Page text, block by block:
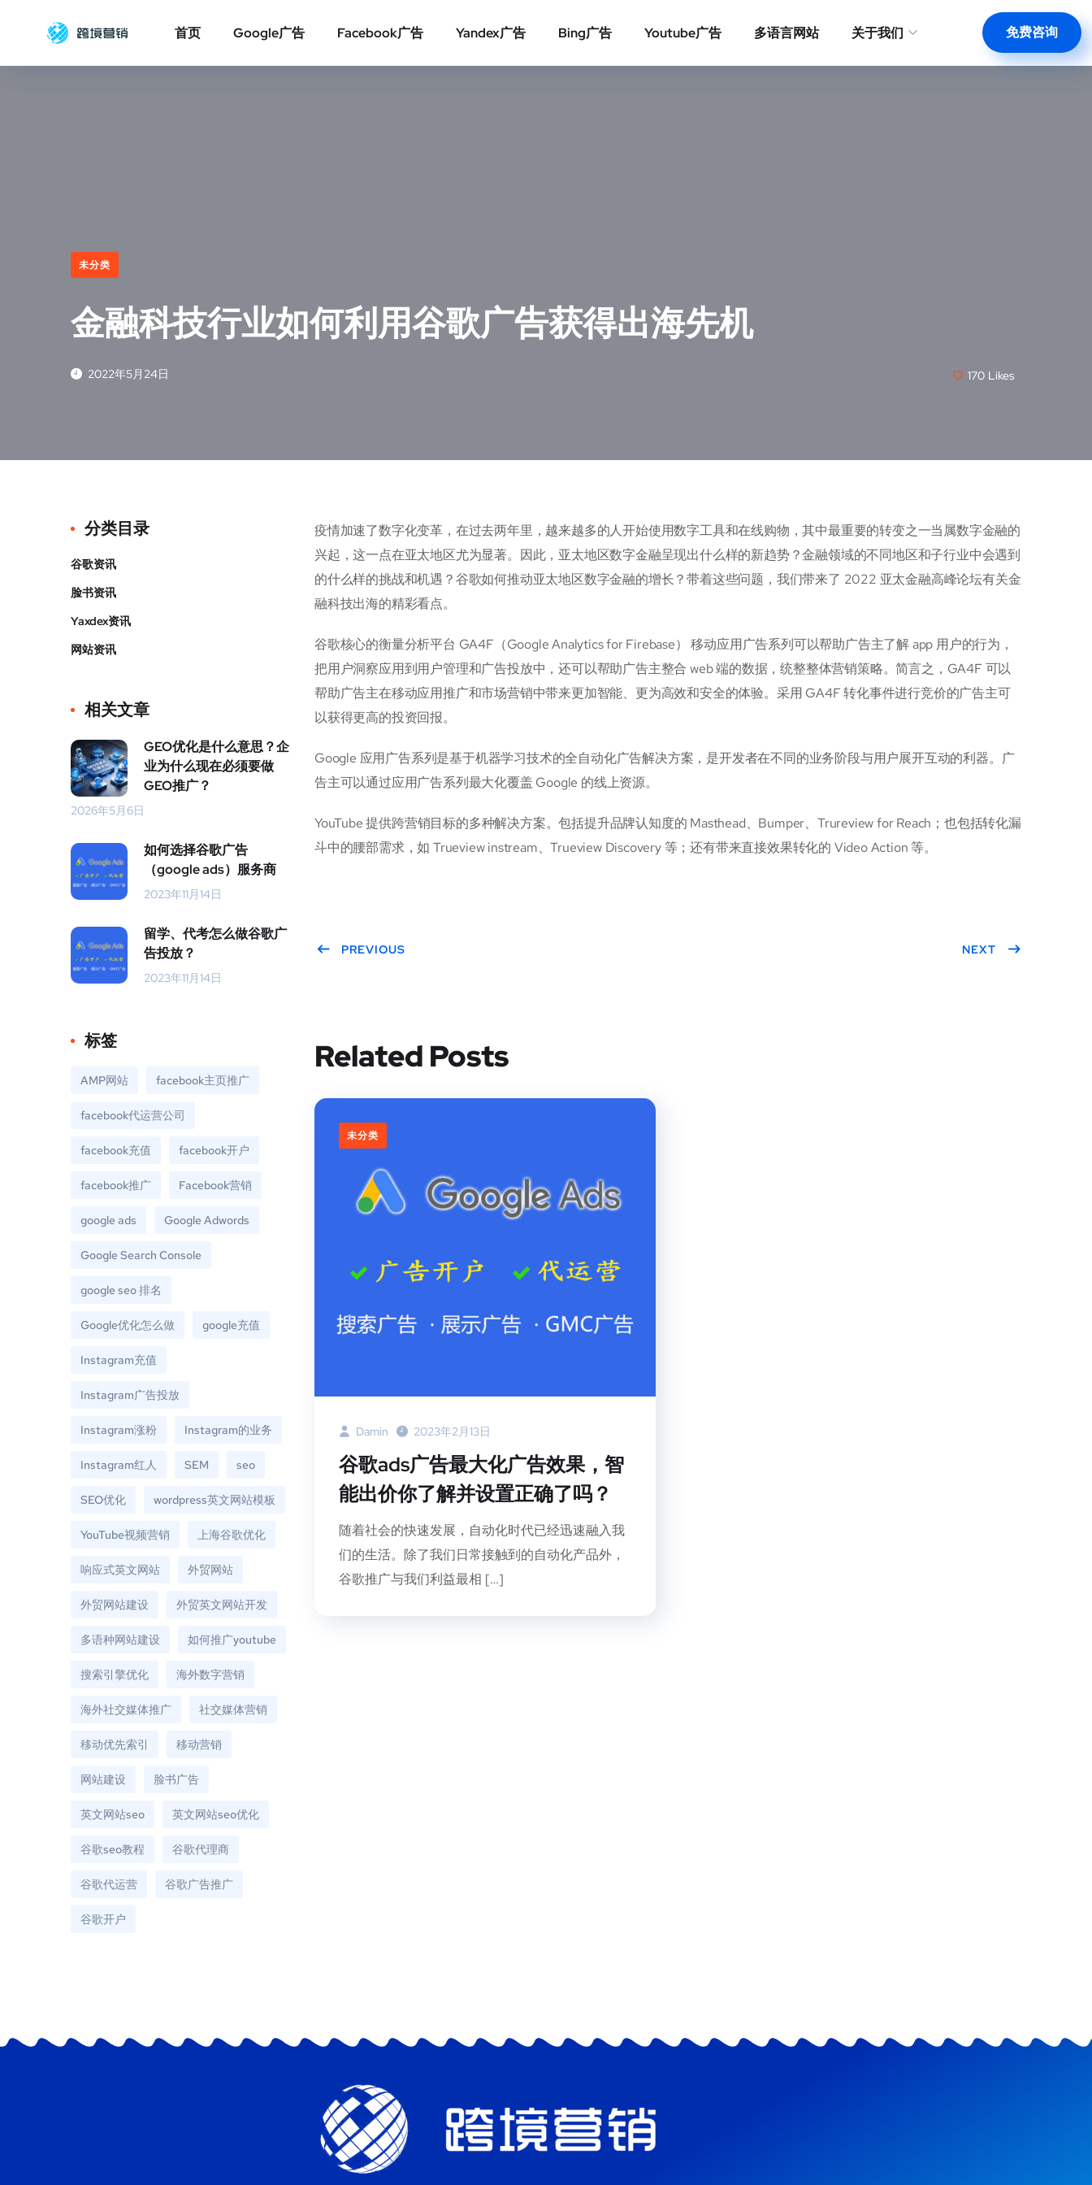
首页 Google广告 Facebook广告 Yandex广告 Bing广告 Youtube广告 多语言网站 关于我们 免费咨询
未分类
金融科技行业如何利用谷歌广告获得出海先机
2022年5月24日 170 Likes
疫情加速了数字化变革，在过去两年里，越来越多的人开始使用数字工具和在线购物，其中最重要的转变之一当属数字金融的
兴起，这一点在亚太地区尤为显著。因此，亚太地区数字金融呈现出什么样的新趋势？金融领域的不同地区和子行业中会遇到
的什么样的挑战和机遇？谷歌如何推动亚太地区数字金融的增长？带着这些问题，我们带来了 2022 亚太金融高峰论坛有关金
融科技出海的精彩看点。
谷歌核心的衡量分析平台 GA4F（Google Analytics for Firebase） 移动应用广告系列可以帮助广告主了解 app 用户的行为，
把用户洞察应用到用户管理和广告投放中，还可以帮助广告主整合 web 端的数据，统整整体营销策略。简言之，GA4F 可以
帮助广告主在移动应用推广和市场营销中带来更加智能、更为高效和安全的体验。采用 GA4F 转化事件进行竞价的广告主可
以获得更高的投资回报。
Google 应用广告系列是基于机器学习技术的全自动化广告解决方案，是开发者在不同的业务阶段与用户展开互动的利器。广
告主可以通过应用广告系列最大化覆盖 Google 的线上资源。
YouTube 提供跨营销目标的多种解决方案。包括提升品牌认知度的 Masthead、Bumper、Trureview for Reach；也包括转化漏
斗中的腰部需求，如 Trueview instream、Trueview Discovery 等；还有带来直接效果转化的 Video Action 等。
PREVIOUS NEXT
Related Posts
未分类
Damin 2023年2月13日
谷歌ads广告最大化广告效果，智
能出价你了解并设置正确了吗？
随着社会的快速发展，自动化时代已经迅速融入我
们的生活。除了我们日常接触到的自动化产品外，
谷歌推广与我们利益最相 […]
分类目录
谷歌资讯
脸书资讯
Yaxdex资讯
网站资讯
相关文章
GEO优化是什么意思？企
业为什么现在必须要做
GEO推广？
2026年5月6日
如何选择谷歌广告
（google ads）服务商
2023年11月14日
留学、代考怎么做谷歌广
告投放？
2023年11月14日
标签
AMP网站 facebook主页推广
facebook代运营公司
facebook充值 facebook开户
facebook推广 Facebook营销
google ads Google Adwords
Google Search Console
google seo 排名
Google优化怎么做 google充值
Instagram充值
Instagram广告投放
Instagram涨粉 Instagram的业务
Instagram红人 SEM seo
SEO优化 wordpress英文网站模板
YouTube视频营销 上海谷歌优化
响应式英文网站 外贸网站
外贸网站建设 外贸英文网站开发
多语种网站建设 如何推广youtube
搜索引擎优化 海外数字营销
海外社交媒体推广 社交媒体营销
移动优先索引 移动营销
网站建设 脸书广告
英文网站seo 英文网站seo优化
谷歌seo教程 谷歌代理商
谷歌代运营 谷歌广告推广
谷歌开户